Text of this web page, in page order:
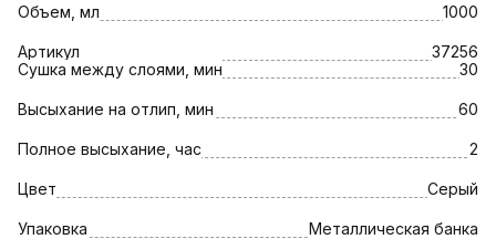
Объем, мл 1000
Артикул
37256
Сушка между слоями, мин
30
Высыхание на отлип, мин 60
Полное высыхание, час 2
Цвет Серый
Упаковка Металлическая банка